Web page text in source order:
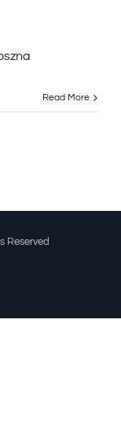
Read More
Reserved